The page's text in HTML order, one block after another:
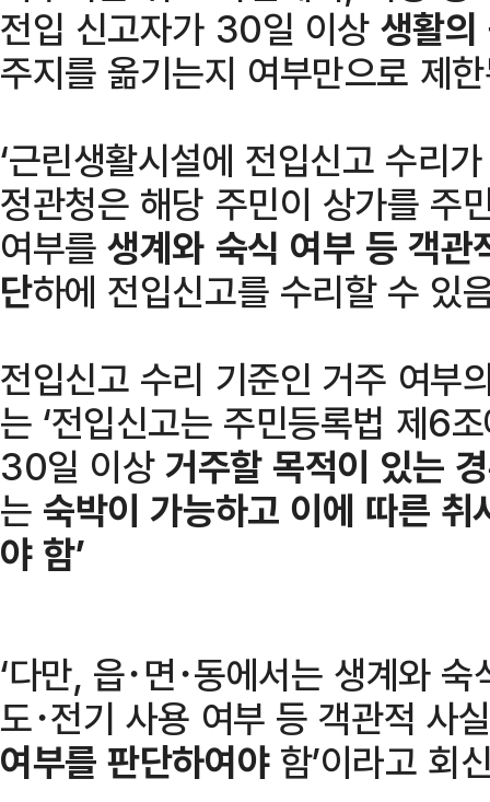
전입 신고자가 30일 이상 생활
주지를 옮기는지 여부만으로 제
‘근린생활시설에 전입신고 수리
정관청은 해당 주민이 상가를 주
여부를생계와 숙식 여부 등 객
단하에 전입신고를 수리할 수 있
전입신고 수리 기준인 거주 여부
는 ‘전입신고는 주민등록법 제6
30일 이상거주할 목적이 있는
는 숙박이 가능하고 이에 따른
야 함’
‘다만, 읍･면･동에서는 생계와
도･전기 사용 여부 등 객관적 사
여부를 판단하여야함’이라고 회